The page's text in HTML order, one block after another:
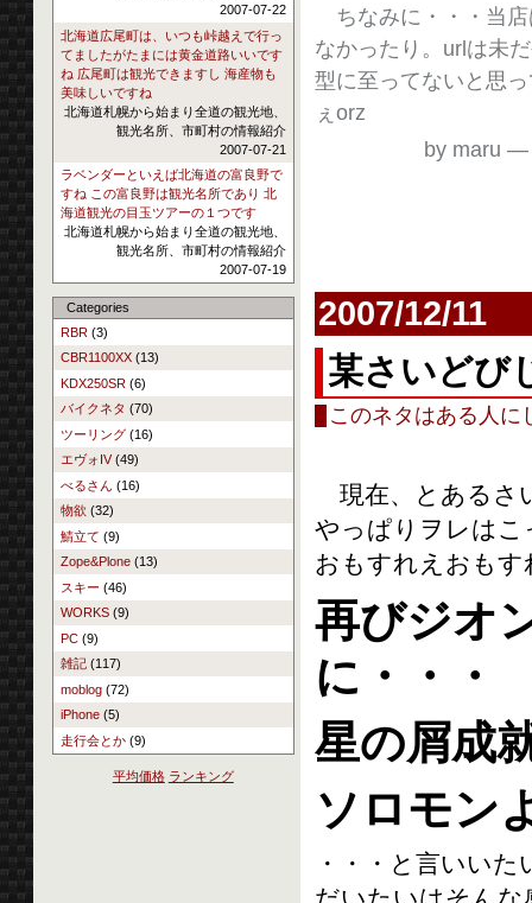
2007-07-22
北海道広尾町は、いつも峠越えで行っ
てましたがたまには黄金道路いいです
ね 広尾町は観光できますし 海産物も
美味しいですね
北海道札幌から始まり全道の観光地、
観光名所、市町村の情報紹介
2007-07-21
ラベンダーといえば北海道の富良野で
すね この富良野は観光名所であり 北
海道観光の目玉ツアーの１つです
北海道札幌から始まり全道の観光地、
観光名所、市町村の情報紹介
2007-07-19
Categories
RBR(3)
CBR1100XX(13)
KDX250SR(6)
バイクネタ (70)
ツーリング(16)
エヴォIV(49)
べるさん (16)
物欲 (32)
鯖立て (9)
Zope&Plone(13)
スキー (46)
WORKS(9)
PC(9)
雑記(117)
moblog(72)
iPhone(5)
走行会とか(9)
平均価格 ランキング
ちなみに・・・当店
なかったり。urlは未
型に至ってないと思
ぇorz
by maru
2007/12/11
某さいどび
このネタはある人に
現在、とあるさ
やっぱりヲレはこ
おもすれえおも
再びジオ
に・・・
星の屑成
ソロモン
・・・と言いい